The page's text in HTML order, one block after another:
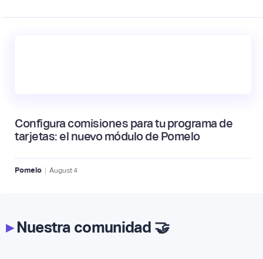
Configura comisiones para tu programa de
tarjetas: el nuevo módulo de Pomelo
Pomelo | August4
▸Nuestra comunidad 🤝